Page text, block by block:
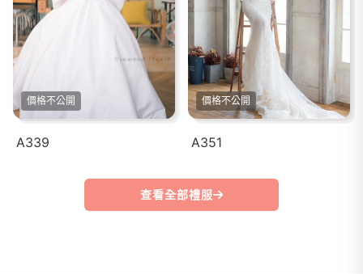
價格不公開
A339
價格不公開
A351
查看全部禮服